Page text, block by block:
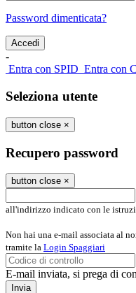
Password dimenticata?
-
Entra con SPID Entra con
Seleziona utente
button close ×
Recupero password
button close ×
all'indirizzo indicato con le
Non hai una e-mail associata al
tramite la Login Spaggiari
E-mail inviata, si prega di